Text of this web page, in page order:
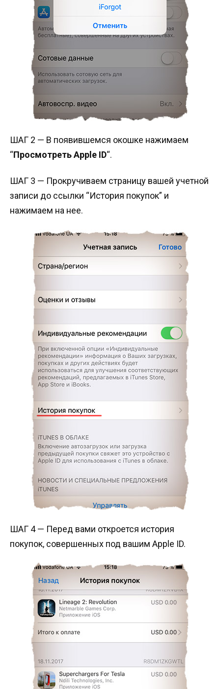
ШАГ 2 — В появившемся окошке нажимаем
“Просмотреть Apple ID“.
ШАГ 3 — Прокручиваем страницу вашей учетной
записи до ссылки “История покупок” и
нажимаем на нее.
ШАГ 4 — Перед вами откроется история
покупок, совершенных под вашим Apple ID.